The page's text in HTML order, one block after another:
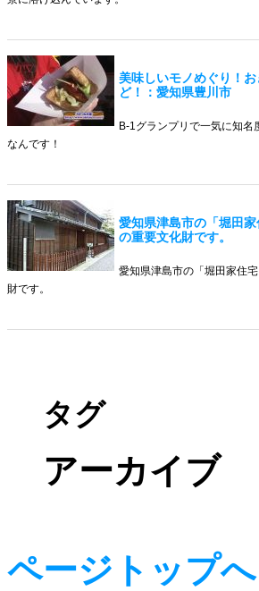
美味しいモノめぐり！
ど！：愛知県豊川市
B-1グランプリで一気に知
なんです！
愛知県津島市の「堀田
の重要文化財です。
愛知県津島市の「堀田家住
財です。
タグ
アーカイブ
ページトップ